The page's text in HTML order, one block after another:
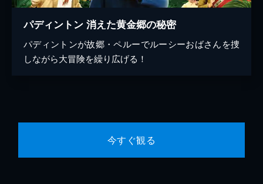
パディントン 消えた黄金郷の秘密
パディントンが故郷・ペルーでルーシーおばさんを捜
しながら大冒険を繰り広げる！
今すぐ観る